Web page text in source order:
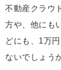
不動産クラウ
方や、他にも
どにも、1万
ないでしょう